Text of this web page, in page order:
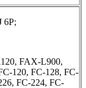
6P;
FAX-L900,
120, FC-128, FC-
FC-224, FC-